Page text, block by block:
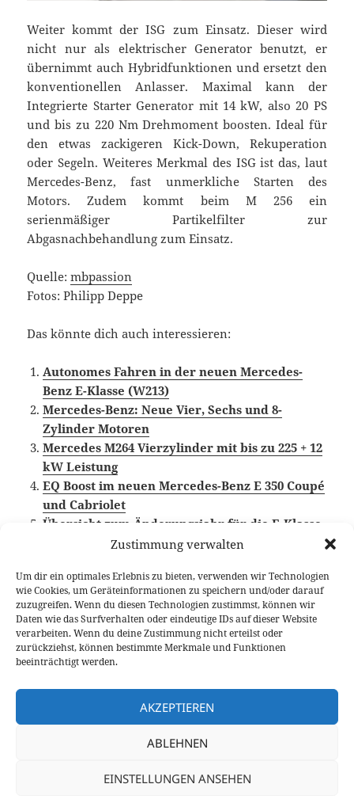
Zustimmung verwalten
Um dir ein optimales Erlebnis zu bieten, verwenden wir Technologien
wie Cookies, um Geräteinformationen zu speichern und/oder darauf
zuzugreifen. Wenn du diesen Technologien zustimmst, können wir
Daten wie das Surfverhalten oder eindeutige IDs auf dieser Website
verarbeiten. Wenn du deine Zustimmung nicht erteilst oder
zurückziehst, können bestimmte Merkmale und Funktionen
beeinträchtigt werden.
AKZEPTIEREN
ABLEHNEN
EINSTELLUNGEN ANSEHEN
Weiter kommt der ISG zum Einsatz. Dieser wird
nicht nur als elektrischer Generator benutzt, er
übernimmt auch Hybridfunktionen und ersetzt den
konventionellen Anlasser. Maximal kann der
Integrierte Starter Generator mit 14 kW, also 20 PS
und bis zu 220 Nm Drehmoment boosten. Ideal für
den etwas zackigeren Kick-Down, Rekuperation
oder Segeln. Weiteres Merkmal des ISG ist das, laut
Mercedes-Benz, fast unmerkliche Starten des
Motors. Zudem kommt beim M 256 ein
serienmäßiger Partikelfilter zur
Abgasnachbehandlung zum Einsatz.
Quelle:mbpassion
Fotos: Philipp Deppe
Das könnte dich auch interessieren:
Autonomes Fahren in der neuen Mercedes-
Benz E-Klasse (W213)
Mercedes-Benz: Neue Vier, Sechs und 8-
Zylinder Motoren
Mercedes M264 Vierzylinder mit bis zu 225 + 12
kW Leistung
EQ Boost im neuen Mercedes-Benz E 350 Coupé
und Cabriolet
Übersicht zum Änderungsjahr für die E-Klasse
(W213 / S213)
Veröffentlicht
am
20. April 2017 Autor
Fabian Meßner Kategorien
News Schlagwörter
Mercedes
Motor,Mercedes-Benz,Mercedes-Benz E-Klasse
Beitragsnavigation
Vorheriger
Je ne suis pas français: Opel Grandland X
Mr. Hammer, Diesel Hammer: Audi SQ7